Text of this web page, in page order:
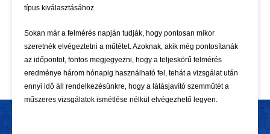
típus kiválasztásához.
Sokan már a felmérés napján tudják, hogy pontosan mikor
szeretnék elvégeztetni a műtétet. Azoknak, akik még pontosítanák
az időpontot, fontos megjegyezni, hogy a teljeskörű felmérés
eredménye három hónapig használható fel, tehát a vizsgálat után
ennyi idő áll rendelkezésünkre, hogy a látásjavító szemműtét a
műszeres vizsgálatok ismétlése nélkül elvégezhető legyen.